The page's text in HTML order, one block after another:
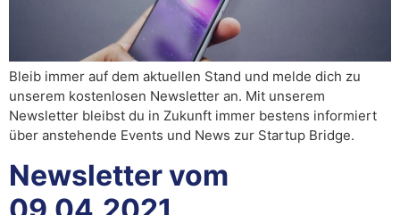
Bleib immer auf dem aktuellen Stand und melde dich zu
unserem kostenlosen Newsletter an. Mit unserem
Newsletter bleibst du in Zukunft immer bestens informiert
über anstehende Events und News zur Startup Bridge.
Newsletter vom